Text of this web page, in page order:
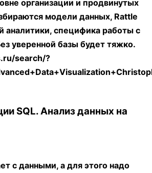
организации и продвинутых
модели данных, Rattle
аналитики, специфика работы с
уверенной базы будет тяжко.
search/?
SQL. Анализ данных на
с данными, а для этого надо